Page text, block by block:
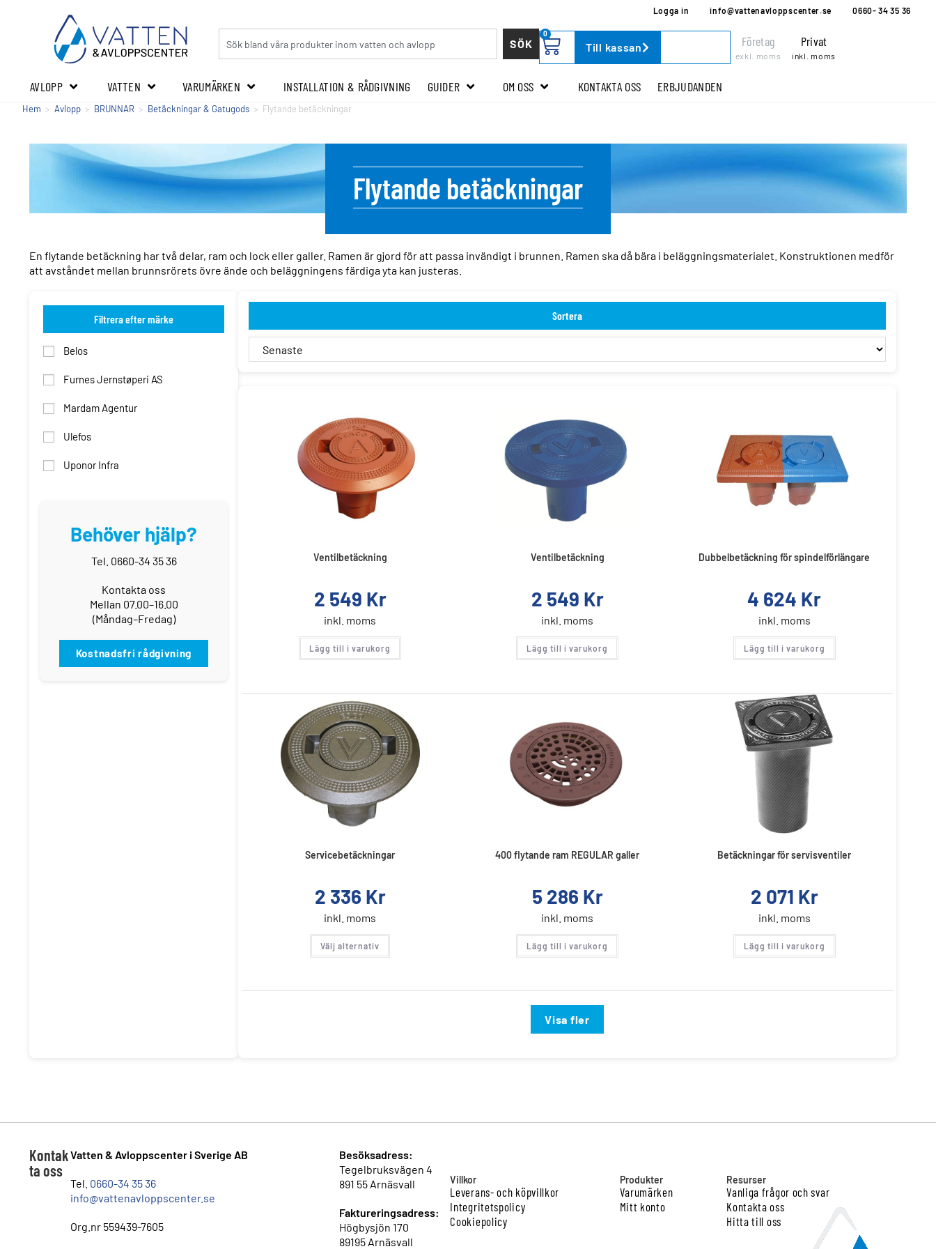
Logga in info@vattenavloppscenter.se 0660- 34 35 36
SÖK
0
Till kassan Företag
exkl. moms
Privat
inkl. moms
AVLOPP VATTEN VARUMÄRKEN INSTALLATION & RÅDGIVNING GUIDER OM OSS KONTAKTA OSS ERBJUDANDEN
Hem > Avlopp > BRUNNAR > Betäckningar & Gatugods > Flytande betäckningar
Flytande betäckningar
En flytande betäckning har två delar, ram och lock eller galler. Ramen är gjord för att passa invändigt i brunnen. Ramen ska då bära i beläggningsmaterialet. Konstruktionen medför
att avståndet mellan brunnsrörets övre ände och beläggningens färdiga yta kan justeras.
Filtrera efter märke
Belos
Furnes Jernstøperi AS
Mardam Agentur
Ulefos
Uponor Infra
Behöver hjälp?
Tel. 0660-34 35 36
Kontakta oss
Mellan 07.00–16.00
(Måndag–Fredag)
Kostnadsfri rådgivning
Sortera
Ventilbetäckning
2 549 Kr
inkl. moms
Lägg till i varukorg
Ventilbetäckning
2 549 Kr
inkl. moms
Lägg till i varukorg
Dubbelbetäckning för spindelförlängare
4 624 Kr
inkl. moms
Lägg till i varukorg
Servicebetäckningar
2 336 Kr
inkl. moms
Välj alternativ
400 flytande ram REGULAR galler
5 286 Kr
inkl. moms
Lägg till i varukorg
Betäckningar för servisventiler
2 071 Kr
inkl. moms
Lägg till i varukorg
Visa fler
Kontak
ta oss
Vatten & Avloppscenter i Sverige AB
Tel. 0660-34 35 36
info@vattenavloppscenter.se
Org.nr 559439-7605
Besöksadress:
Tegelbruksvägen 4
891 55 Arnäsvall
Faktureringsadress:
Högbysjön 170
89195 Arnäsvall
Villkor
Leverans- och köpvillkor
Integritetspolicy
Cookiepolicy
Produkter
Varumärken
Mitt konto
Resurser
Vanliga frågor och svar
Kontakta oss
Hitta till oss